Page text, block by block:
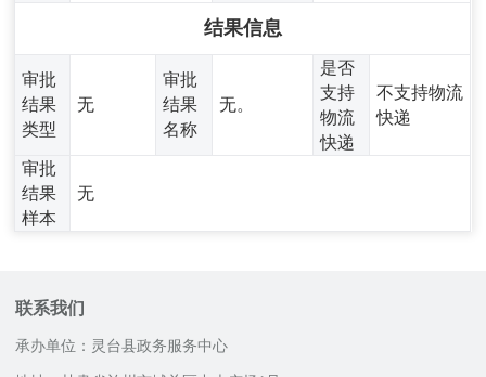
结果信息
审批
结果
类型
无
审批
结果
名称
无。
是否
支持
物流
快递
不支持物流
快递
审批
结果
样本
无
联系我们
承办单位：灵台县政务服务中心